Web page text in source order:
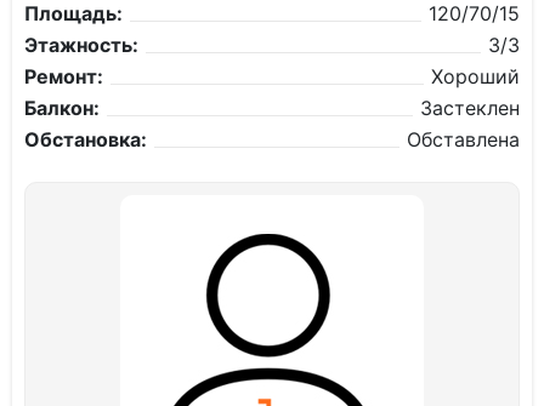
Площадь:
120/70/15
Этажность:
3/3
Ремонт:
Хороший
Балкон:
Застеклен
Обстановка:
Обставлена